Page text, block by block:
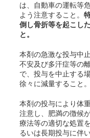
は、自動車の運転等
よう注意すること。
倒し骨折等を起こし
と。
本剤の急激な投与中
不安及び多汗症等の
で、投与を中止する
徐々に減量すること。
本剤の投与により体
注意し、肥満の徴候
療法等の適切な処置
るいは長期投与に伴